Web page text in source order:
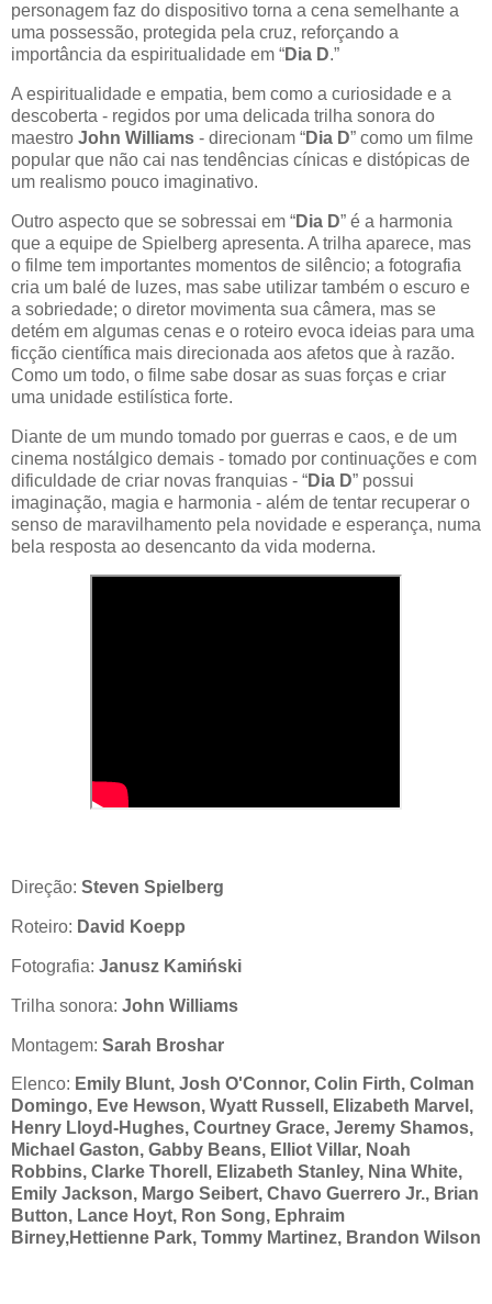
personagem faz do dispositivo torna a cena semelhante a
uma possessão, protegida pela cruz, reforçando a
importância da espiritualidade em “Dia D.”
A espiritualidade e empatia, bem como a curiosidade e a
descoberta - regidos por uma delicada trilha sonora do
maestro John Williams - direcionam “Dia D” como um filme
popular que não cai nas tendências cínicas e distópicas de
um realismo pouco imaginativo.
Outro aspecto que se sobressai em “Dia D” é a harmonia
que a equipe de Spielberg apresenta. A trilha aparece, mas
o filme tem importantes momentos de silêncio; a fotografia
cria um balé de luzes, mas sabe utilizar também o escuro e
a sobriedade; o diretor movimenta sua câmera, mas se
detém em algumas cenas e o roteiro evoca ideias para uma
ficção científica mais direcionada aos afetos que à razão.
Como um todo, o filme sabe dosar as suas forças e criar
uma unidade estilística forte.
Diante de um mundo tomado por guerras e caos, e de um
cinema nostálgico demais - tomado por continuações e com
dificuldade de criar novas franquias - “Dia D” possui
imaginação, magia e harmonia - além de tentar recuperar o
senso de maravilhamento pela novidade e esperança, numa
bela resposta ao desencanto da vida moderna.
Direção: Steven Spielberg
Roteiro: David Koepp
Fotografia: Janusz Kamiński
Trilha sonora: John Williams
Montagem: Sarah Broshar
Elenco: Emily Blunt, Josh O'Connor, Colin Firth, Colman
Domingo, Eve Hewson, Wyatt Russell, Elizabeth Marvel,
Henry Lloyd-Hughes, Courtney Grace, Jeremy Shamos,
Michael Gaston, Gabby Beans, Elliot Villar, Noah
Robbins, Clarke Thorell, Elizabeth Stanley, Nina White,
Emily Jackson, Margo Seibert, Chavo Guerrero Jr., Brian
Button, Lance Hoyt, Ron Song, Ephraim
Birney,Hettienne Park, Tommy Martinez, Brandon Wilson